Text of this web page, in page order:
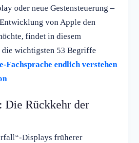
oder neue Gestensteuerung –
von Apple den
findet in diesem
wichtigsten 53 Begriffe
Fachsprache endlich verstehen
Die Rückkehr der
Displays früherer